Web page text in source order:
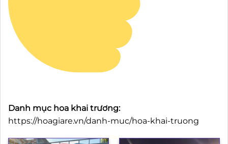
Danh mục hoa khai trương:
https://hoagiare.vn/danh-muc/hoa-khai-truong